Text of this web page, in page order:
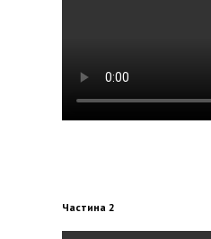
Частина 2